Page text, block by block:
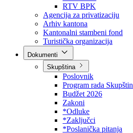
Direkcija za šumarstvo
Javna preduzeća
BPK šume
RTV BPK
Agencija za privatizaciju
Arhiv kantona
Kantonalni stambeni fond
Turistička organizacija
Skupština
Poslovnik
Program rada Skupštine
Budžet 2026
Zakoni